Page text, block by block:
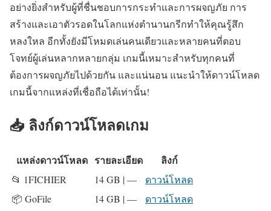
อย่างยิ่งสำหรับผู้ที่ชื่นชอบการกระทำและการผจญภัย การ
สร้างและเอาตัวรอดในโลกแห่งตำนานกรีกทำให้คุณรู้สึก
หลงใหล อีกทั้งยังมีโหมดเล่นคนเดียวและหลายคนที่ตอบ
โจทย์ผู้เล่นหลากหลายกลุ่ม เกมนี้เหมาะสำหรับทุกคนที่
ต้องการผจญภัยไปด้วยกัน และแน่นอน แนะนำให้ดาวน์โหลด
เกมนี้จากแหล่งที่เชื่อถือได้เท่านั้น!
📥 ลิงก์ดาวน์โหลดเกม
แหล่งดาวน์โหลด รายละเอียด ลิงก์
📂 1FICHIER 14 GB | —
ดาวน์โหลด
📦 GoFile
14 GB | —
ดาวน์โหลด